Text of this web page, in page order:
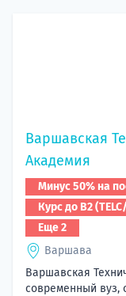
Варшавская
Академия
Минус 50% на
Курс до B2
Еще 2
Варшава
Варшавская
современный вуз,